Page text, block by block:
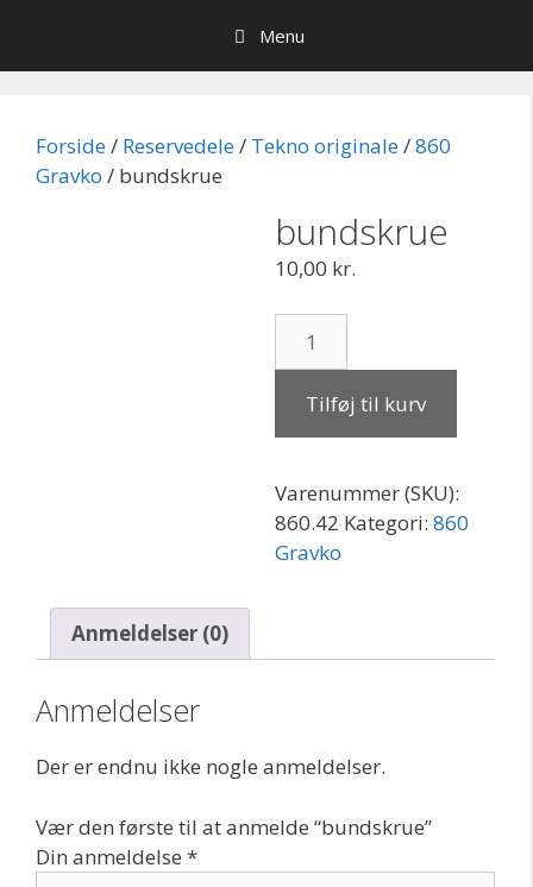
indhold
Menu
Forside/ Reservedele/ Tekno originale/860
Gravko / bundskrue
bundskrue
10,00 kr.
antal
Tilføj til kurv
Varenummer (SKU):
860.42 Kategori: 860
Gravko
Anmeldelser (0)
Anmeldelser
Der er endnu ikke nogle anmeldelser.
Vær den første til at anmelde “bundskrue”
Din anmeldelse *